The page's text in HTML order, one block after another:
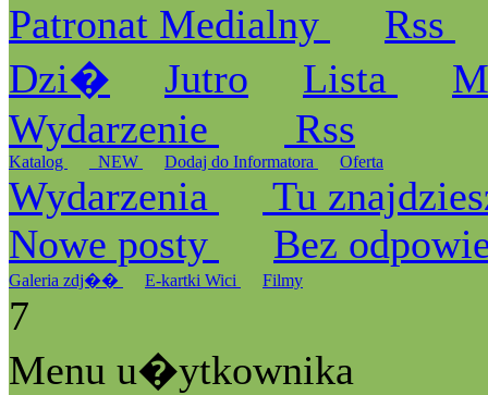
Patronat Medialny
Rss
Dzi�
Jutro Lista
Wydarzenie
Rss
Katalog _NEW Dodaj do Informatora Oferta
Wydarzenia
Tu
Nowe posty
Bez
Galeria zdj�� E-kartki Wici Filmy
7
Menu u�ytkownika